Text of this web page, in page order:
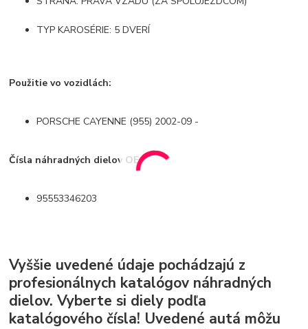
TYP KAROSÉRIE: 5 DVERÍ
Použitie vo vozidlách:
PORSCHE CAYENNE (955) 2002-09 -
Čísla náhradných dielov OE:
95553346203
Vyššie uvedené údaje pochádzajú z
profesionálnych katalógov náhradných
dielov. Vyberte si diely podľa
katalógového čísla! Uvedené autá môžu